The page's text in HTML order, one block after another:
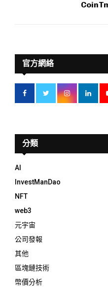
官方網絡
分類
AI
InvestManDao
NFT
web3
元宇宙
公司發報
其他
區塊鏈技術
幣價分析